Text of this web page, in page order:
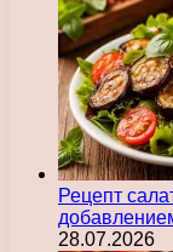
Рецепт
28.07.2026